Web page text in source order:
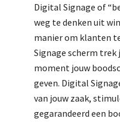
Digital Signage of
weg te denken uit
manier om klanten
Signage scherm trek
moment jouw
geven. Digital
van jouw zaak,
gegarandeerd een